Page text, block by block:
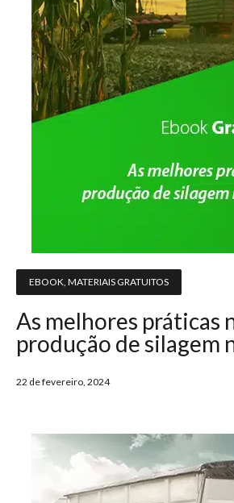
EBOOK MATERIAIS GRATUITOS
As melhores práticas
produção de silagem
22 de fevereiro, 2024